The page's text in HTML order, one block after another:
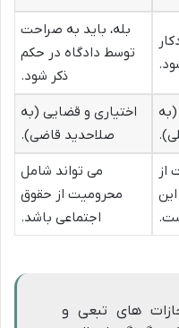
بله، باید به صراحت
توسط دادگاه در حکم
ذکر شود.
(به
اختیاری و قضایی (به
صلاحدید قاضی).
از
می تواند شامل
محرومیت از حقوق
اجتماعی باشد.
های تبعی و